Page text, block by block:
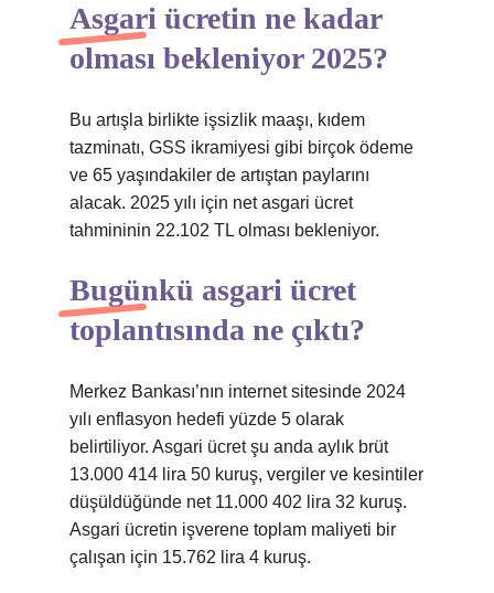
Asgari ücretin ne kadar
olması bekleniyor 2025?
Bu artışla birlikte işsizlik maaşı, kıdem
tazminatı, GSS ikramiyesi gibi birçok ödeme
ve 65 yaşındakiler de artıştan paylarını
alacak. 2025 yılı için net asgari ücret
tahmininin 22.102 TL olması bekleniyor.
Bugünkü asgari ücret
toplantısında ne çıktı?
Merkez Bankası’nın internet sitesinde 2024
yılı enflasyon hedefi yüzde 5 olarak
belirtiliyor. Asgari ücret şu anda aylık brüt
13.000 414 lira 50 kuruş, vergiler ve kesintiler
düşüldüğünde net 11.000 402 lira 32 kuruş.
Asgari ücretin işverene toplam maliyeti bir
çalışan için 15.762 lira 4 kuruş.